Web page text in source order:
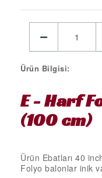
LİMON PARTİ
KARPUZ PARTİ
KİRAZ PARTİ
BASKETBOL
AHŞAP PARTİ
EVA PARTİ
Ürün Bilgisi:
E - Harf
(100 cm)
Ürün Ebatları 40
Folyo balonlar inik